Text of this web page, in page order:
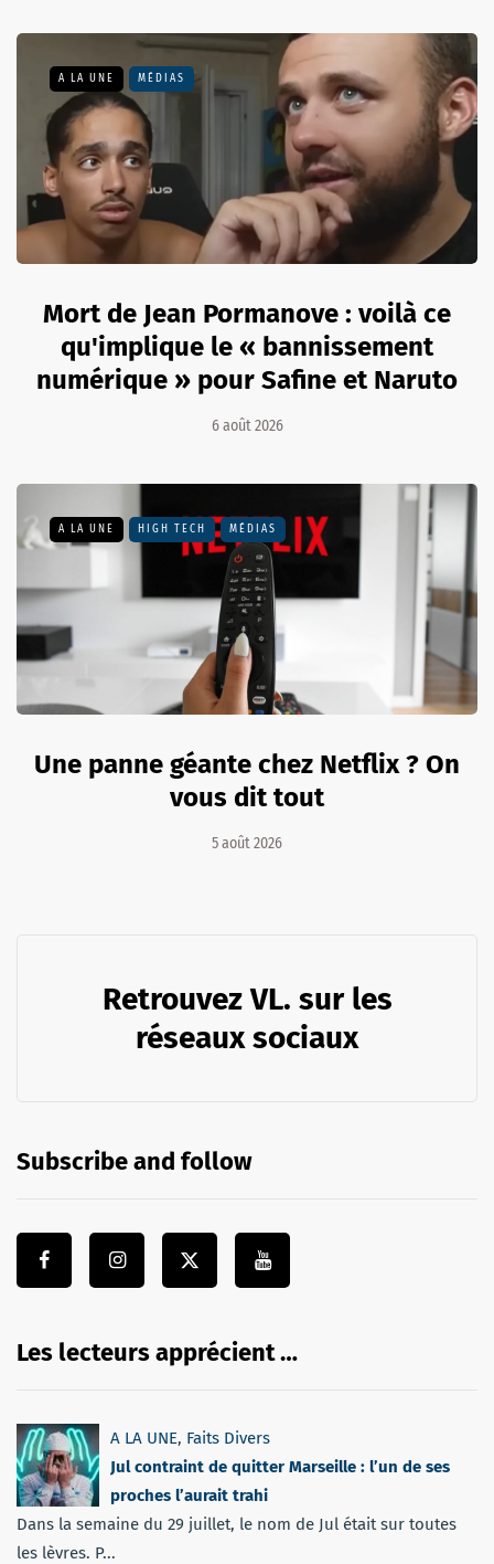
A LA UNE MÉDIAS
Mort de Jean Pormanove : voilà ce
qu'implique le « bannissement
numérique » pour Safine et Naruto
6 août 2026
A LA UNE HIGH TECH MÉDIAS
Une panne géante chez Netflix ? On
vous dit tout
5 août 2026
Retrouvez VL. sur les
réseaux sociaux
Subscribe and follow
Les lecteurs apprécient …
A LA UNE, Faits Divers
Jul contraint de quitter Marseille : l’un de ses
proches l’aurait trahi
Dans la semaine du 29 juillet, le nom de Jul était sur toutes
les lèvres. P...